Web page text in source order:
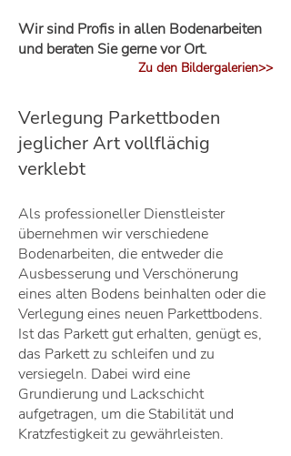
Wir sind Profis in allen Bodenarbeiten
und beraten Sie gerne vor Ort.
Zu den Bildergalerien>>
Verlegung Parkettboden
jeglicher Art vollflächig
verklebt
Als professioneller Dienstleister
übernehmen wir verschiedene
Bodenarbeiten, die entweder die
Ausbesserung und Verschönerung
eines alten Bodens beinhalten oder die
Verlegung eines neuen Parkettbodens.
Ist das Parkett gut erhalten, genügt es,
das Parkett zu schleifen und zu
versiegeln. Dabei wird eine
Grundierung und Lackschicht
aufgetragen, um die Stabilität und
Kratzfestigkeit zu gewährleisten.